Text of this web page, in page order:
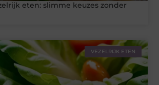
eten: slimme keuzes zonder
VEZELRIJK ETEN